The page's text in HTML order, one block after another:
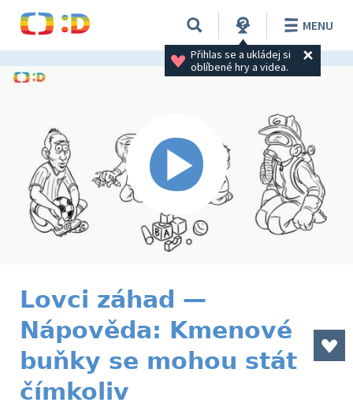
Přihlas se a ukládej si
oblíbené hry a videa.
MENU
Lovci záhad —
Nápověda: Kmenové
buňky se mohou stát
čímkoliv